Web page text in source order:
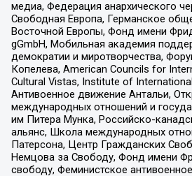
медиа, Федерация анархического
Свободная Европа, Германское
Восточной Европы, Фонд имени
gGmbH, Мобильная академия
демократии и миротворчества,
Копелева, American Councils for
Cultural Vistas, Institute of
Антивоенное движение Антальи,
международных отношений и
им Питера Мунка, Российско-
альянс, Школа международных
Патерсона, Центр Гражданских
Немцова за Свободу, Фонд имени
свободу, Феминистское